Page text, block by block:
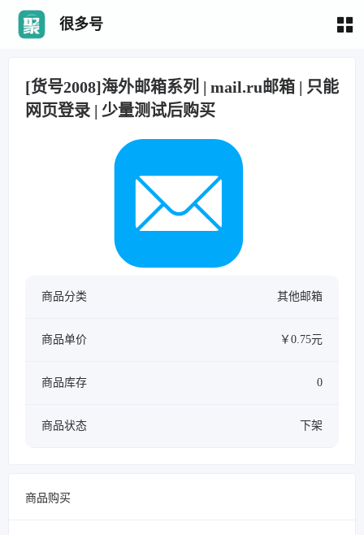
很多号
[货号2008]海外邮箱系列 | mail.ru邮箱 | 只能
网页登录 | 少量测试后购买
商品分类 其他邮箱
商品单价 ￥0.75元
商品库存 0
商品状态 下架
商品购买